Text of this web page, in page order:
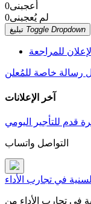
أعجبنى0
لم يُعجبنى0
Toggle Dropdown
للمراجعة
رسالة خاصة للمُعلن
آخر الإعلانات
قدم للتأجير اليومي
في تجارب الأداء
في تجارب الأداء من